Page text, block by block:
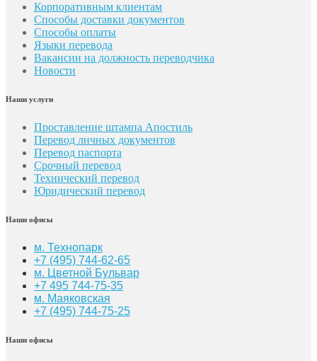
Корпоративным клиентам
Способы доставки документов
Способы оплаты
Языки перевода
Вакансии на должность переводчика
Новости
Наши услуги
Проставление штампа Апостиль
Перевод личных документов
Перевод паспорта
Срочный перевод
Технический перевод
Юридический перевод
Наши офисы
м. Технопарк
+7 (495) 744-62-65
м. Цветной Бульвар
+7 495 744-75-35
м. Маяковская
+7 (495) 744-75-25
Наши офисы